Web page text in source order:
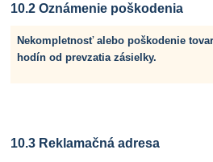
10.2 Oznámenie poškodenia
Nekompletnosť alebo poškodenie
hodín od prevzatia zásielky.
10.3 Reklamačná adresa